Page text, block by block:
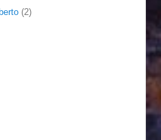
(2)